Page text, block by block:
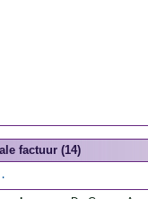
factuur (14)